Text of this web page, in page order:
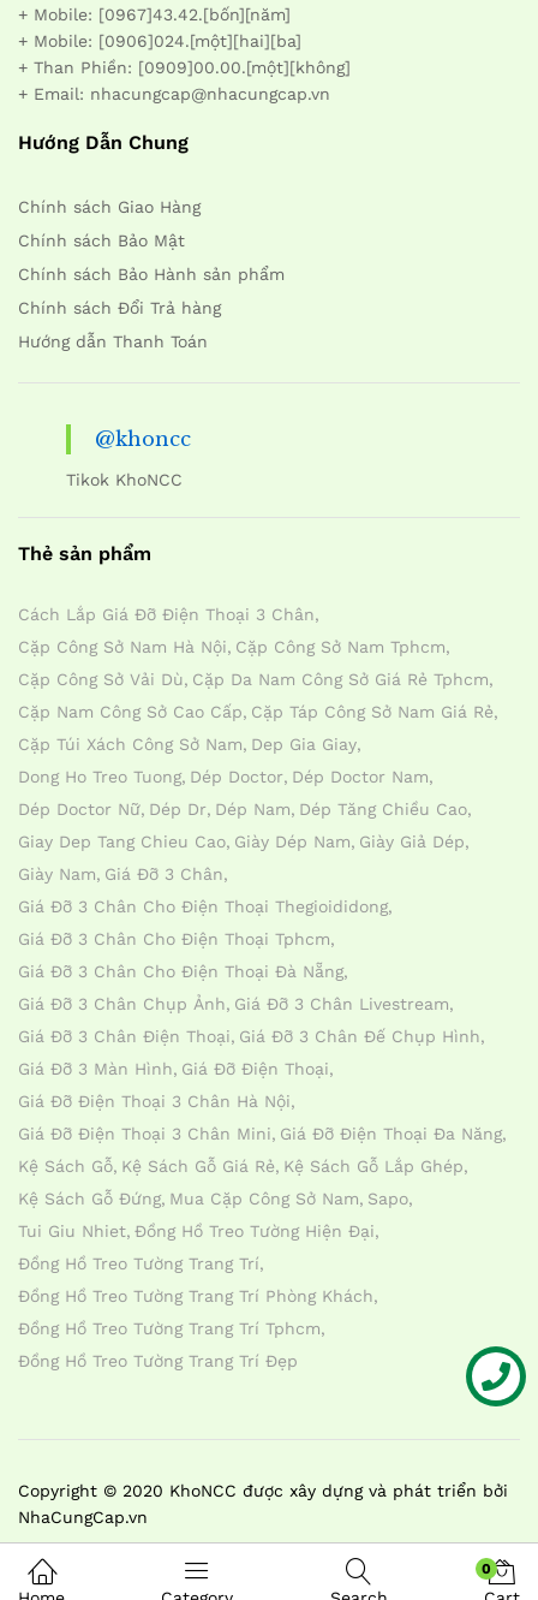
+ Mobile: [0967]43.42.[bốn][năm]
+ Mobile: [0906]024.[một][hai][ba]
+ Than Phiền: [0909]00.00.[một][không]
+ Email: nhacungcap@nhacungcap.vn
Hướng Dẫn Chung
Chính sách Giao Hàng
Chính sách Bảo Mật
Chính sách Bảo Hành sản phẩm
Chính sách Đổi Trả hàng
Hướng dẫn Thanh Toán
@khoncc
Tikok KhoNCC
Thẻ sản phẩm
Cách Lắp Giá Đỡ Điện Thoại 3 Chân
Cặp Công Sở Nam Hà Nội Cặp Công Sở Nam Tphcm
Cặp Công Sở Vải Dù Cặp Da Nam Công Sở Giá Rẻ Tphcm
Cặp Nam Công Sở Cao Cấp Cặp Táp Công Sở Nam Giá Rẻ
Cặp Túi Xách Công Sở Nam Dep Gia Giay
Dong Ho Treo Tuong Dép Doctor Dép Doctor Nam
Dép Doctor Nữ Dép Dr Dép Nam Dép Tăng Chiều Cao
Giay Dep Tang Chieu Cao Giày Dép Nam Giày Giả Dép
Giày Nam Giá Đỡ 3 Chân
Giá Đỡ 3 Chân Cho Điện Thoại Thegioididong
Giá Đỡ 3 Chân Cho Điện Thoại Tphcm
Giá Đỡ 3 Chân Cho Điện Thoại Đà Nẵng
Giá Đỡ 3 Chân Chụp Ảnh Giá Đỡ 3 Chân Livestream
Giá Đỡ 3 Chân Điện Thoại Giá Đỡ 3 Chân Đế Chụp Hình
Giá Đỡ 3 Màn Hình Giá Đỡ Điện Thoại
Giá Đỡ Điện Thoại 3 Chân Hà Nội
Giá Đỡ Điện Thoại 3 Chân Mini Giá Đỡ Điện Thoại Đa Năng
Kệ Sách Gỗ Kệ Sách Gỗ Giá Rẻ Kệ Sách Gỗ Lắp Ghép
Kệ Sách Gỗ Đứng Mua Cặp Công Sở Nam Sapo
Tui Giu Nhiet Đồng Hồ Treo Tường Hiện Đại
Đồng Hồ Treo Tường Trang Trí
Đồng Hồ Treo Tường Trang Trí Phòng Khách
Đồng Hồ Treo Tường Trang Trí Tphcm
Đồng Hồ Treo Tường Trang Trí Đẹp
Copyright © 2020 KhoNCC được xây dựng và phát triển bởi
NhaCungCap.vn
0
Liên hệ